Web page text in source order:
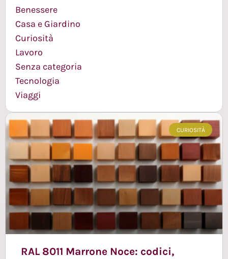
Benessere
Casa e Giardino
Curiosità
Lavoro
Senza categoria
Tecnologia
Viaggi
CURIOSITÀ
RAL 8011 Marrone Noce: codici,